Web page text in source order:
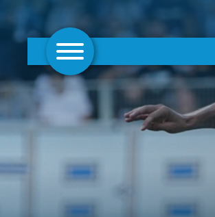
AKTUELLES
FRAUEN